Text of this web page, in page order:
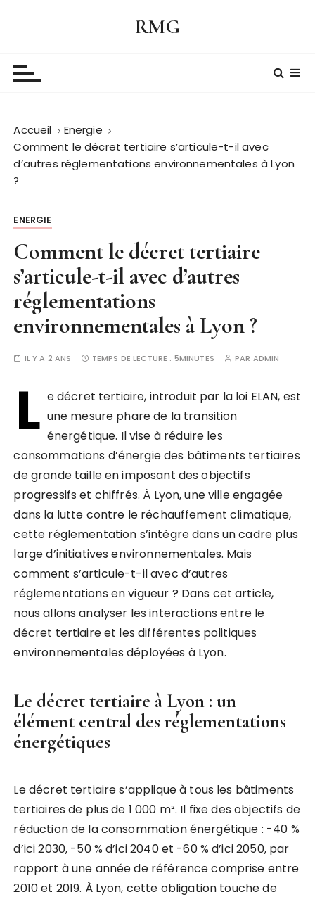
RMG
Accueil
Energie
Comment le décret tertiaire s’articule-t-il avec
d’autres réglementations environnementales à Lyon
?
ENERGIE
Comment le décret tertiaire
s’articule-t-il avec d’autres
réglementations
environnementales à Lyon ?
IL Y A 2 ANS TEMPS DE LECTURE : 5MINUTES PAR ADMIN
L e décret tertiaire, introduit par la loi ELAN, est
une mesure phare de la transition
énergétique. Il vise à réduire les
consommations d’énergie des bâtiments tertiaires
de grande taille en imposant des objectifs
progressifs et chiffrés. À Lyon, une ville engagée
dans la lutte contre le réchauffement climatique,
cette réglementation s’intègre dans un cadre plus
large d’initiatives environnementales. Mais
comment s’articule-t-il avec d’autres
réglementations en vigueur ? Dans cet article,
nous allons analyser les interactions entre le
décret tertiaire et les différentes politiques
environnementales déployées à Lyon.
Le décret tertiaire à Lyon : un
élément central des réglementations
énergétiques
Le décret tertiaire s’applique à tous les bâtiments
tertiaires de plus de 1 000 m². Il fixe des objectifs de
réduction de la consommation énergétique : -40 %
d’ici 2030, -50 % d’ici 2040 et -60 % d’ici 2050, par
rapport à une année de référence comprise entre
2010 et 2019. À Lyon, cette obligation touche de